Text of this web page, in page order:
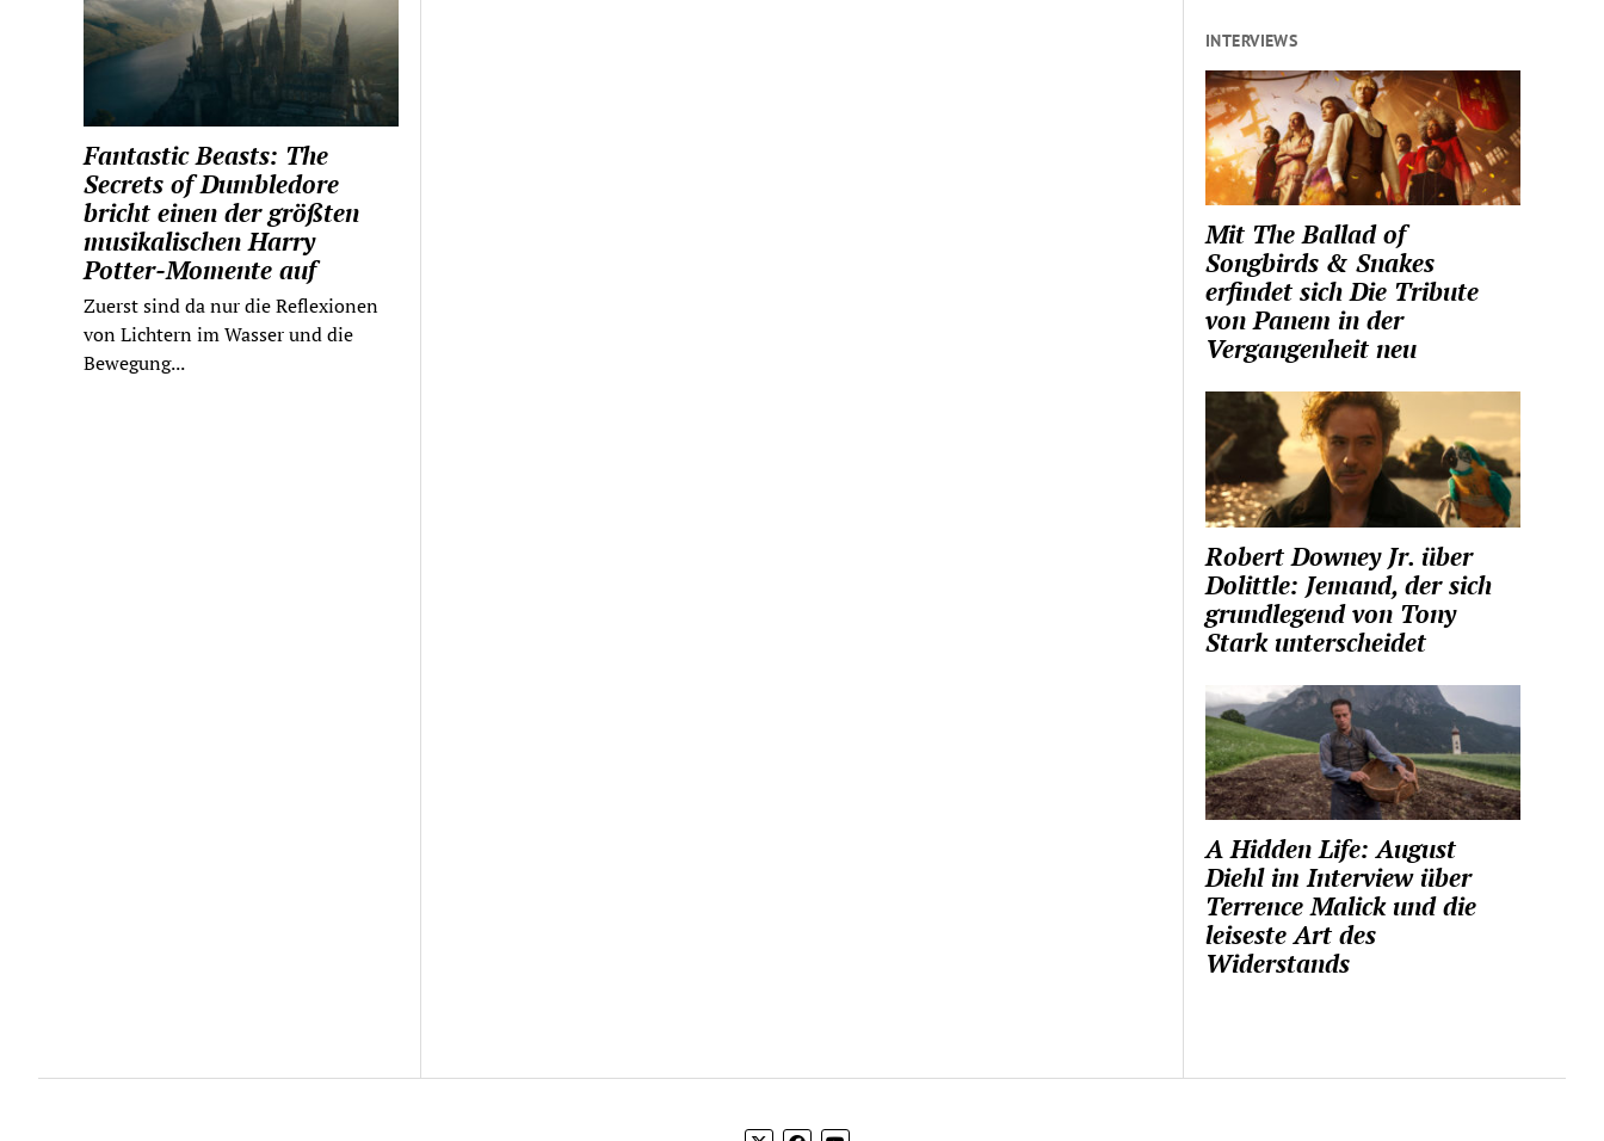
Fantastic Beasts: The
Secrets of Dumbledore
bricht einen der größten
musikalischen Harry
Potter-Momente auf
Zuerst sind da nur die Reflexionen
von Lichtern im Wasser und die
Bewegung...
INTERVIEWS
Mit The Ballad of
Songbirds & Snakes
erfindet sich Die Tribute
von Panem in der
Vergangenheit neu
Robert Downey Jr. über
Dolittle: Jemand, der sich
grundlegend von Tony
Stark unterscheidet
A Hidden Life: August
Diehl im Interview über
Terrence Malick und die
leiseste Art des
Widerstands